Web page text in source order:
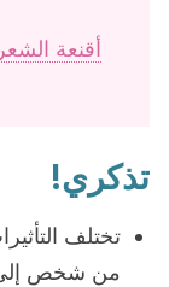
تذكري!
تختلف
من شخص إلى